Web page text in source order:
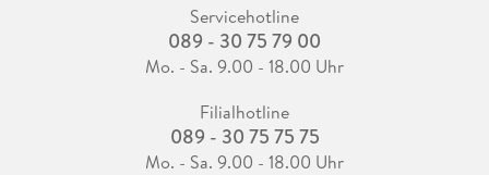
Servicehotline
089 - 30 75 79 00
Mo. - Sa. 9.00 - 18.00 Uhr
Filialhotline
089 - 30 75 75 75
Mo. - Sa. 9.00 - 18.00 Uhr